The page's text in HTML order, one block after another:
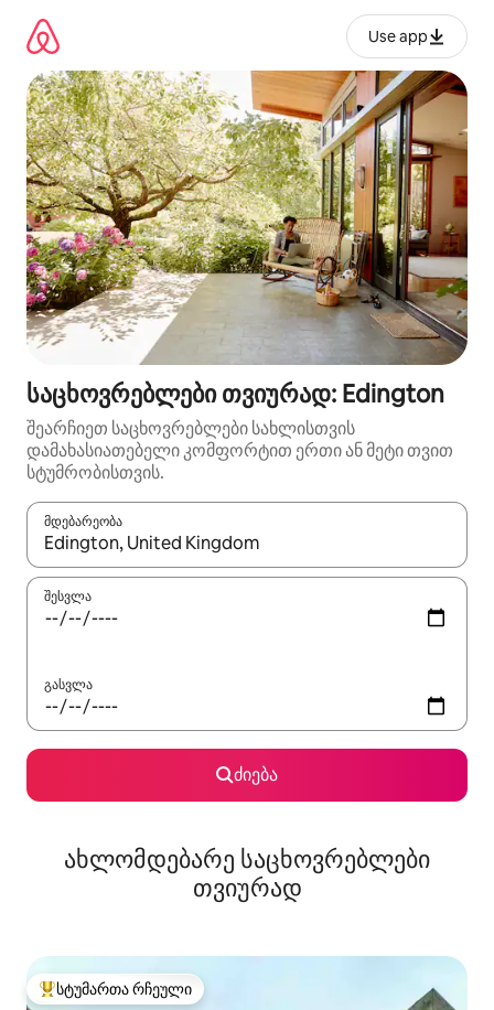
გადასვლა
Use app
საცხოვრებლები თვიურად: Edington
შეარჩიეთ საცხოვრებლები სახლისთვის
დამახასიათებელი კომფორტით ერთი ან მეტი თვით
სტუმრობისთვის.
მდებარეობა
როცა შედეგები ხელმისაწვდომი გახდება, ნავიგაციისთვის
შესვლა
გასვლა
ძიება
ახლომდებარე საცხოვრებლები
თვიურად
სტუმართა რჩეული მოწინავე ვარიანტი
სტუმართა რჩეული